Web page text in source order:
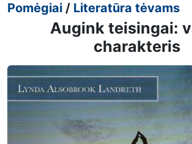
Pomėgiai / Literatūra tėvams
Augink teisingai:
charakteris